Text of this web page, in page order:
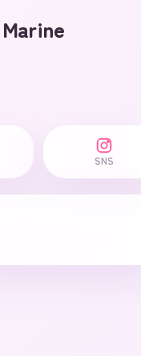
SNS